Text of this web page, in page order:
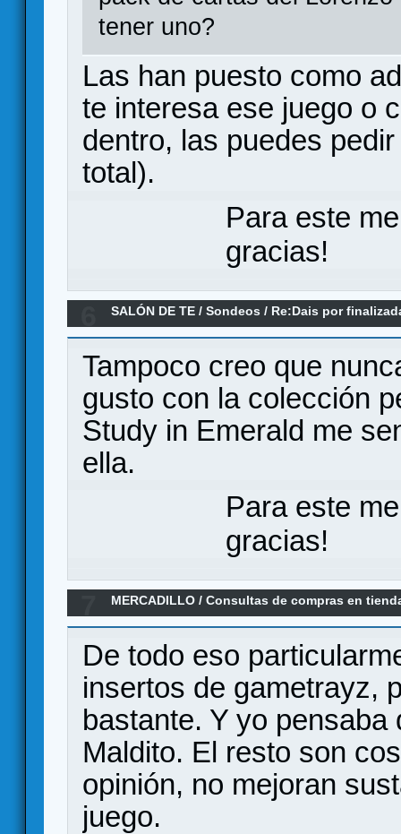
tener uno?
Las han puesto como
te interesa ese juego o
dentro, las puedes
total).
Para este
gracias!
SALÓN DE TE /Sondeos / Re:Dais por
Tampoco creo que
gusto con la colección
Study in Emerald me
ella.
Para este
gracias!
MERCADILLO /Consultas de compras en
De todo eso
insertos de gametrayz,
bastante. Y yo
Maldito. El resto son
opinión, no mejoran
juego.